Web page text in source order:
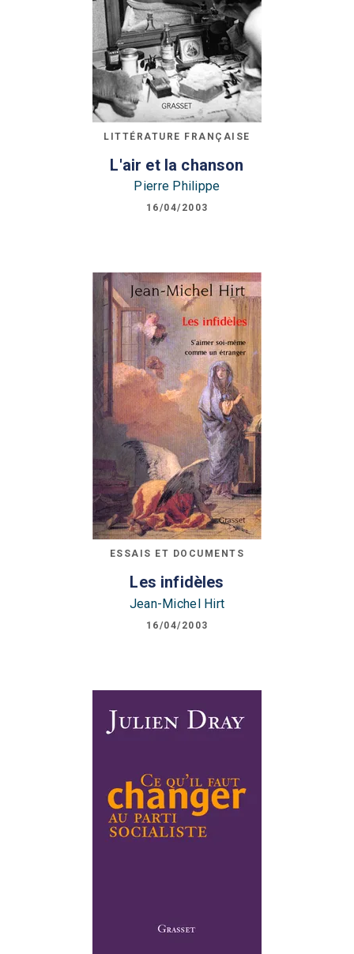
LITTÉRATURE FRANÇAISE
L'air et la chanson
Pierre Philippe
16/04/2003
ESSAIS ET DOCUMENTS
Les infidèles
Jean-Michel Hirt
16/04/2003